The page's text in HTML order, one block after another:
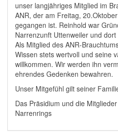
unser langjähriges Mitglied im
ANR, der am Freitag,
gegangen ist. Reinhold war
Narrenzunft Uttenweiler und
Als Mitglied des ANR-
Wissen stets wertvoll und seine
willkommen. Wir werden ihn
ehrendes Gedenken bewahren.
Unser Mitgefühl gilt seiner
Das Präsidium und die
Narrenrings